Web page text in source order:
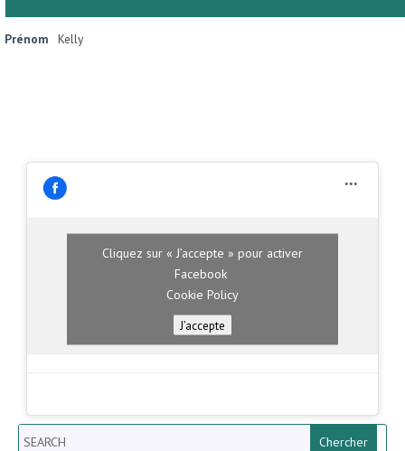
Prénom Kelly
Cliquez sur « J’accepte » pour activer
Facebook
Cookie Policy
J’accepte
Search